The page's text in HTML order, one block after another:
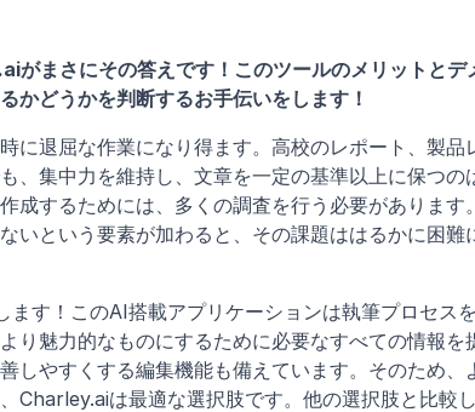
まさにその答えです！このツールのメリットとデ
かどうかを判断するお手伝いをします！
に退屈な作業になり得ます。高校のレポート、製品
、集中力を維持し、文章を一定の基準以上に保つの
するためには、多くの調査を行う必要があります。
いという要素が加わると、その課題ははるかに困難
す！このAI搭載アプリケーションは執筆プロセスを
り魅力的なものにするために必要なすべての情報を
しやすくする編集機能も備えています。そのため、
Charley.aiは最適な選択肢です。他の選択肢と比較し